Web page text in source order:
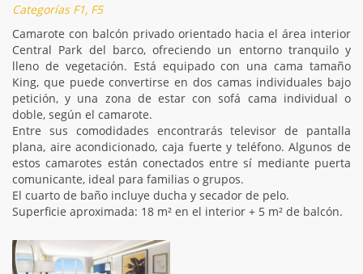
Categorías F1, F5
Camarote con balcón privado orientado hacia el área interior
Central Park del barco, ofreciendo un entorno tranquilo y
lleno de vegetación. Está equipado con una cama tamaño
King, que puede convertirse en dos camas individuales bajo
petición, y una zona de estar con sofá cama individual o
doble, según el camarote.
Entre sus comodidades encontrarás televisor de pantalla
plana, aire acondicionado, caja fuerte y teléfono. Algunos de
estos camarotes están conectados entre sí mediante puerta
comunicante, ideal para familias o grupos.
El cuarto de baño incluye ducha y secador de pelo.
Superficie aproximada: 18 m² en el interior + 5 m² de balcón.